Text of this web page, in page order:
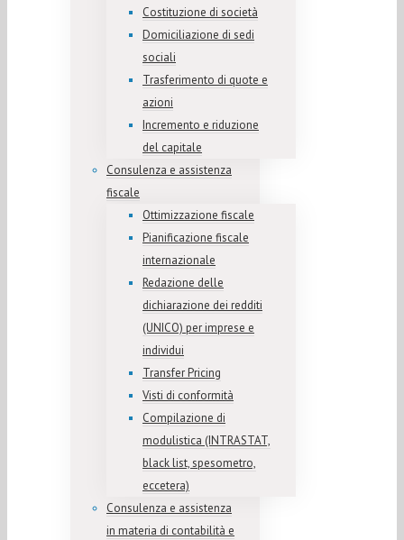
Costituzione di società
Domiciliazione di sedi
sociali
Trasferimento di quote e
azioni
Incremento e riduzione
del capitale
Consulenza e assistenza
fiscale
Ottimizzazione fiscale
Pianificazione fiscale
internazionale
Redazione delle
dichiarazione dei redditi
(UNICO) per imprese e
individui
Transfer Pricing
Visti di conformità
Compilazione di
modulistica (INTRASTAT,
black list, spesometro,
eccetera)
Consulenza e assistenza
in materia di contabilità e